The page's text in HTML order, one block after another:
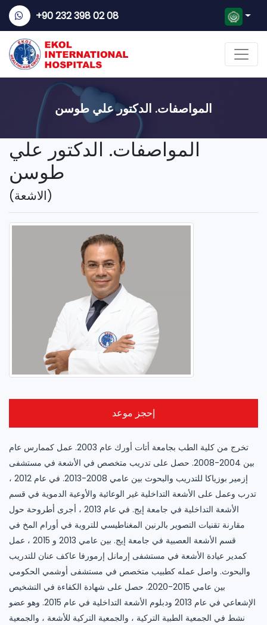
+90 232 398 02 08
المواصفات. الدكتور علي طوسن
المواصفات. الدكتور علي
طوسن
(الاشعة)
إحجز موعد
تخرج من كلية الطب بجامعة أتات أورك عام 2003. عمل كممارس عام
بين 2004-2008. حصل على تدريب متخصص في الأشعة في مستشفى
إزمير بوزياكا للتدريب والبحوث بين عامي 2008-2013. في عام 2012 ،
تدرب وعمل على الأشعة التداخلية غير الوعائية والأوعية الدموية في قسم
الأشعة التداخلية في جامعة إيج. في عام 2013 ، أجرى أطروحة حول
مقارنة تقنيات التصوير بالرنين المغناطيسي للتروية في أورام المخ في
قسم الأشعة العصبية في جامعة إيج. بين عامي 2013 و 2015 ، عمل
كمدير عيادة الأشعة في مستشفى إرمانل إرمورفا عاكف عنان للتدريب
والبحوث. واصل عمله كطبيب متخصص في مستشفى أوشمي الحكومي
بين عامي 2015-2020. حصل على شهادة الكفاءة في التشخيص
الإشعاعي في عام 2013 ودبلوم الأشعة التداخلية في عام 2015. وهو عضو
نشط في الجمعية الطبية التركية ، والجمعية التركية للأشعة ، والجمعية